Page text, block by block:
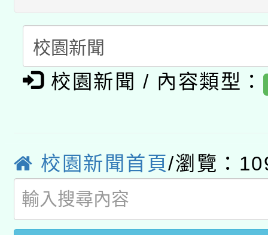
心」，鼓勵退休同仁踴
案。
招甄選結果公告(無人
招)
適應運動共學行動站研
本館辦理115年度閱讀
暨閱讀推動專業研習
科技賦能─人工智慧
pilot」
有關大陸委員會函釋公
薪期間赴陸應申請許可
校園新聞 / 內容類型：
校園新聞首頁/瀏覽：